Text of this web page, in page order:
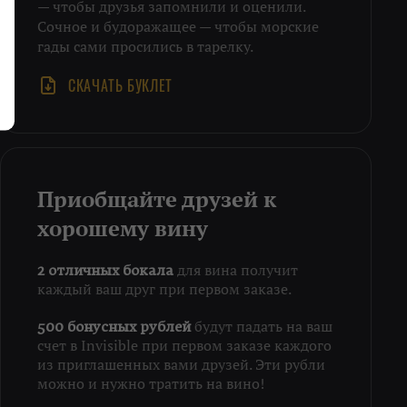
— чтобы друзья запомнили и оценили.
Сочное и будоражащее — чтобы морские
гады сами просились в тарелку.
СКАЧАТЬ БУКЛЕТ
Приобщайте друзей к
хорошему вину
2 отличных бокала для вина получит
каждый ваш друг при первом заказе.
500 бонусных рублейбудут падать на ваш
счет в Invisible при первом заказе каждого
из приглашенных вами друзей. Эти рубли
можно и нужно тратить на вино!